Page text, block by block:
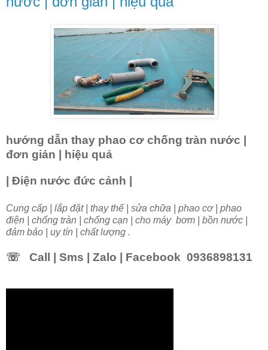
hướng dẫn thay phao cơ chống tràn nước |
đơn giản | hiệu quả
| Điện nước đức cảnh |
Cung cấp | lắp đặt | thay thế | sửa chữa | phao cơ | phao
điện | chống tràn | chống cạn | cho máy bơm | bồn nước |
đảm bảo | uy tín | chất lượng .
☏ Call | Sms | Zalo | Facebook 0936898131